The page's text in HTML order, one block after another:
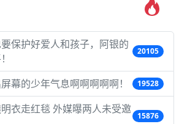
保护好爱人和孩子，阿银的
20105
幕的少年气息啊啊啊啊啊！ 19528
衣走红毯 外媒曝两人未受邀
15876